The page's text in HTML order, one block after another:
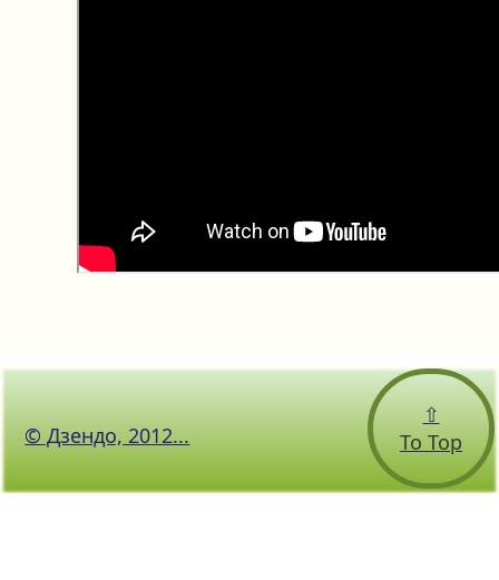
⇧
To Top
© Дзендо, 2012...